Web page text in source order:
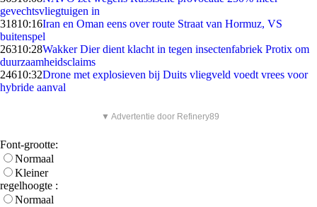
gevechtsvliegtuigen in
31810:16Iran en Oman eens over route Straat van Hormuz, VS
buitenspel
26310:28Wakker Dier dient klacht in tegen insectenfabriek Protix om
duurzaamheidsclaims
24610:32Drone met explosieven bij Duits vliegveld voedt vrees voor
hybride aanval
▼ Advertentie door Refinery89
Font-grootte:
Normaal
Kleiner
regelhoogte :
Normaal